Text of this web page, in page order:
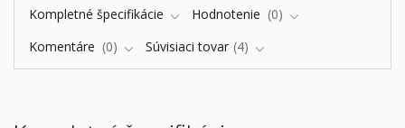
Kompletné špecifikácie Hodnotenie
0
Komentáre
0 Súvisiaci tovar 4